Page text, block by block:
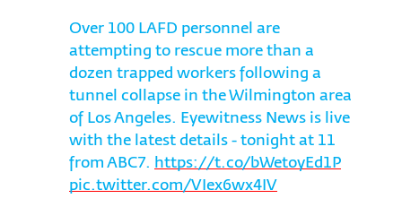
Over 100 LAFD personnel are
attempting to rescue more than a
dozen trapped workers following a
tunnel collapse in the Wilmington area
of Los Angeles. Eyewitness News is live
with the latest details - tonight at 11
from ABC7. https://t.co/bWetoyEd1P
pic.twitter.com/VIex6wx4IV